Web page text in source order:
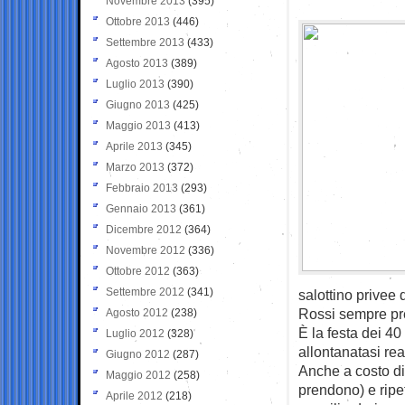
salottino privee
Rossi sempre
È la festa dei
allontanatasi
Anche a costo
prendono) e
Ottobre 2013 (446)
Settembre 2013 (433)
Agosto 2013 (389)
Luglio 2013 (390)
Giugno 2013 (425)
Maggio 2013 (413)
Aprile 2013 (345)
Marzo 2013 (372)
Febbraio 2013 (293)
Gennaio 2013 (361)
Dicembre 2012 (364)
Novembre 2012 (336)
Ottobre 2012 (363)
Settembre 2012 (341)
Agosto 2012 (238)
Luglio 2012 (328)
Giugno 2012 (287)
Maggio 2012 (258)
Aprile 2012 (218)